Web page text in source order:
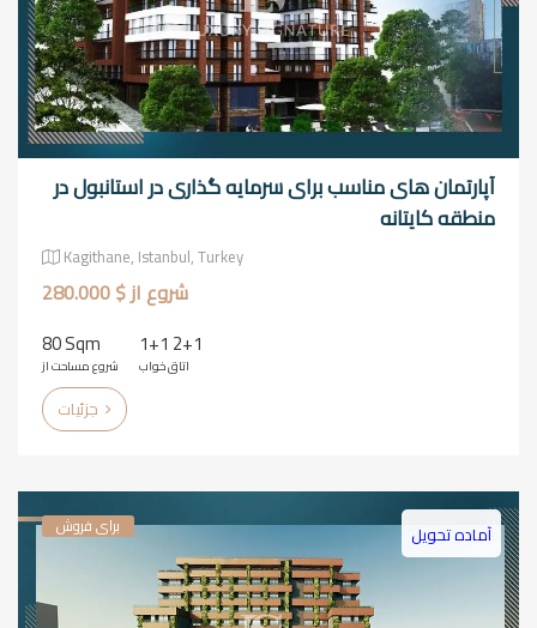
آپارتمان های مناسب برای سرمایه گذاری در استانبول در
منطقه کایتانه
Kagithane, Istanbul, Turkey
شروع از $ 280.000
80 Sqm
شروع مساحت از
1+1 2+1
اتاق خواب
برای فروش آماده تحویل